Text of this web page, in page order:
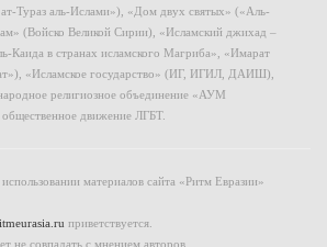
Тураз аль-Ислами»), «Дом двух святых» («Аль-
(Войско Великой Сирии), «Исламский джихад –
Каида в странах исламского Магриба», «Имарат
«Исламское государство» (ИГ, ИГИЛ, ДАИШ),
религиозное объединение «АУМ
движение ЛГБТ.
материалов сайта «Ритм Евразии»
приветствуется.
не совпадать с мнением авторов.